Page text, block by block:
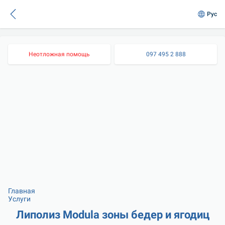
Рус
Неотложная помощь 097 495 2 888
Главная
Услуги
Липолиз Modula зоны бедер и ягодиц